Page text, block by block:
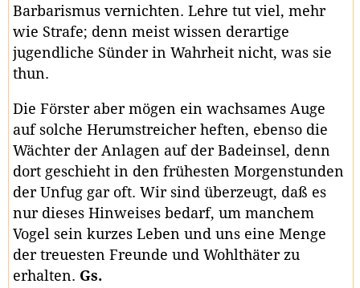
Barbarismus vernichten. Lehre tut viel, mehr
wie Strafe; denn meist wissen derartige
jugendliche Sünder in Wahrheit nicht, was sie
thun.
Die Förster aber mögen ein wachsames Auge
auf solche Herumstreicher heften, ebenso die
Wächter der Anlagen auf der Badeinsel, denn
dort geschieht in den frühesten Morgenstunden
der Unfug gar oft. Wir sind überzeugt, daß es
nur dieses Hinweises bedarf, um manchem
Vogel sein kurzes Leben und uns eine Menge
der treuesten Freunde und Wohlthäter zu
erhalten. Gs.